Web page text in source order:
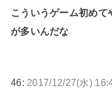
こういうゲーム初めて
が多いんだな
46: 2017/12/27(水)